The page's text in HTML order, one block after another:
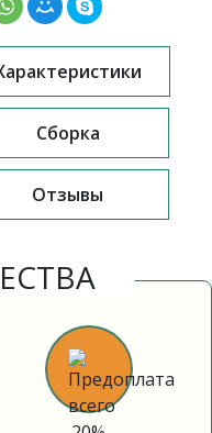
Сборка
Отзывы